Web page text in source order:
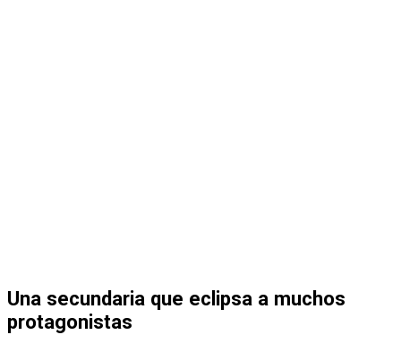
Una secundaria que eclipsa a muchos
protagonistas